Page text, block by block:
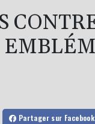
Partager sur Facebook